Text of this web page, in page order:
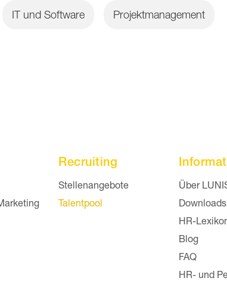
IT und Software Projektmanagement
Recruiting
Navigation überspringen
Stellenangebote
Talentpool
Navigation
Über
Downloads
HR-
Blog
FAQ
HR- und